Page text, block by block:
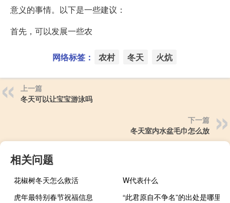
意义的事情。以下是一些建议：
首先，可以发展一些农
网络标签： 农村 冬天 火炕
上一篇
冬天可以让宝宝游泳吗
下一篇
冬天室内水盆毛巾怎么放
相关问题
花椒树冬天怎么救活
W代表什么
虎年最特别春节祝福信息
“此君原自不争名”的出处是哪里